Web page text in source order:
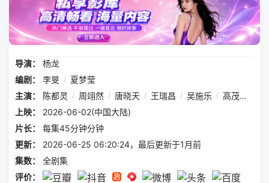
导演：
杨龙
编剧：
李旻 / 夏梦莹
主演：
陈都灵 / 周翊然 / 唐晓天 / 王瑞昌 / 吴施乐 / 高茂桐
上映：
2026-06-02(中国大陆)
片长：
每集45分钟分钟
更新：
2026-06-25 06:20:24，最后更新于1月前
集数：
全剧集
评价：